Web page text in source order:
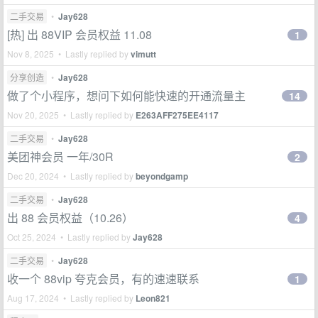
二手交易 • Jay628
[热] 出 88VIP 会员权益 11.08
Nov 8, 2025 • Lastly replied byvimutt
1
分享创造 • Jay628
做了个小程序，想问下如何能快速的开通流量主
Nov 20, 2025 • Lastly replied by E263AFF275EE4117
14
二手交易 • Jay628
美团神会员 一年/30R
Dec 20, 2024 • Lastly replied bybeyondgamp
2
二手交易 • Jay628
出 88 会员权益（10.26）
Oct 25, 2024 • Lastly replied byJay628
4
二手交易 • Jay628
收一个 88vip 夸克会员，有的速速联系
Aug 17, 2024 • Lastly replied by Leon821
1